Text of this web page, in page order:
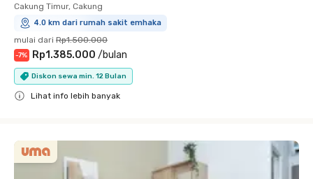
Cakung Timur, Cakung
4.0 km dari rumah sakit emhaka
mulai dari Rp1.500.000
-7% Rp1.385.000 /bulan
Diskon sewa min. 12 Bulan
Lihat info lebih banyak